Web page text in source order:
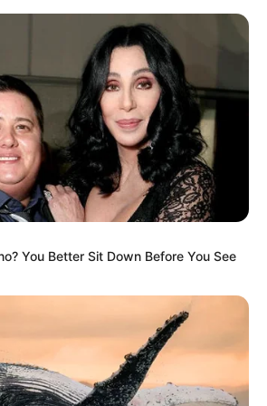
Onlinereiseführer), Bücher,
Reiseführer
wir auf Reiseführer, die bei
im Buchformatund auch als
Tourismusregion Städte
werden können. Hierbei kann
You Better Sit Down Before You See